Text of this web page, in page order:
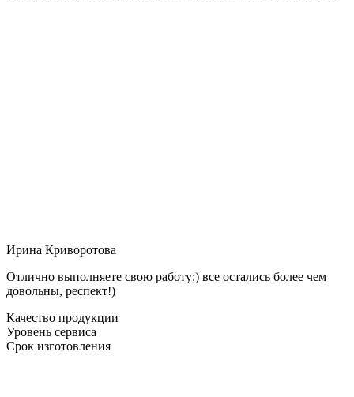
Ирина Криворотова
Отлично выполняете свою работу:) все остались более чем
довольны, респект!)
Качество продукции
Уровень сервиса
Срок изготовления